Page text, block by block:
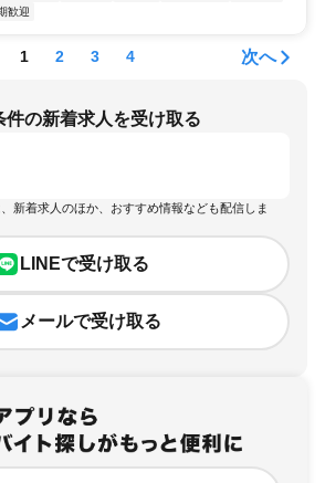
歓迎
1 2 3 4 次へ
件の新着求人を受け取る
、新着求人のほか、おすすめ情報なども配信しま
LINEで受け取る
メールで受け取る